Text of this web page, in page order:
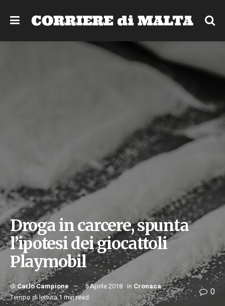
Droga in carcere, spunta
l’ipotesi dei giocattoli
Playmobil
diCarlo Campione 5 Aprile 2018 in Cronaca
Tempo di lettura:1 min read
0